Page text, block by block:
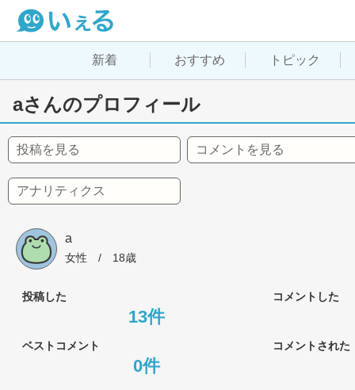
新着 おすすめ トピック
aさんのプロフィール
投稿を見る コメントを見る
アナリティクス
a
女性 / 18歳
投稿した コメントした
13件
ベストコメント コメントされた
0件